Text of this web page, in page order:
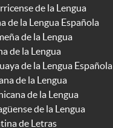
de la Lengua
de la Lengua Española
de la Lengua
de la Lengua
de la Lengua Española
de la Lengua
de la Lengua
de la Lengua
de Letras